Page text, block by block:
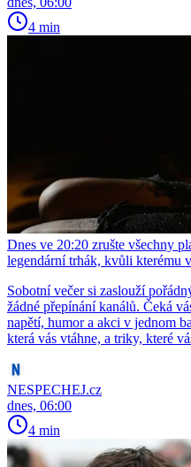
4 min
Dnes ve 20:20 zrušte všechny
legendární trhák, kvůli kterému
Sobotní večer si zaslouží
žádné přepínání kanálů. Čeká
napětí, humor a akci v jednom
která vás vtáhne, a triky, které
NESPECHEJ.cz
dnes, 06:00
4 min